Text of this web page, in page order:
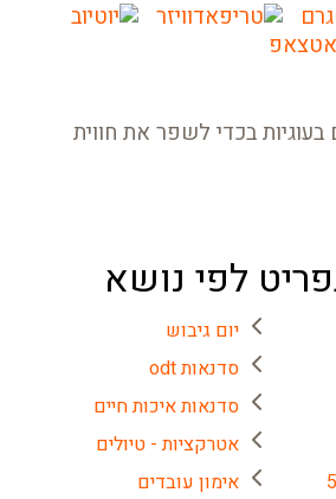
בכדי לשפר את חווית
לפי נושא
יום גיבוש
סדנאות odt
סדנאות איכות חיים
אטרקציות - טיולים
אימון עובדים